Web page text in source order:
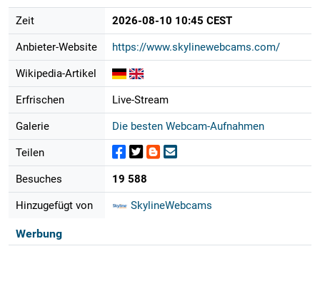
Zeit 2026-08-10 10:45 CEST
Anbieter-Website https://www.skylinewebcams.com/
Wikipedia-Artikel
Erfrischen Live-Stream
Galerie Die besten Webcam-Aufnahmen
Teilen
Besuches 19 588
Hinzugefügt von SkylineWebcams
Werbung